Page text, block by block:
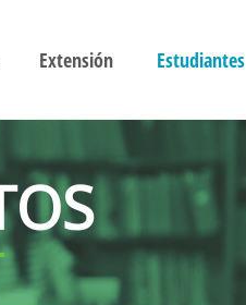
Extensión Estudiantes